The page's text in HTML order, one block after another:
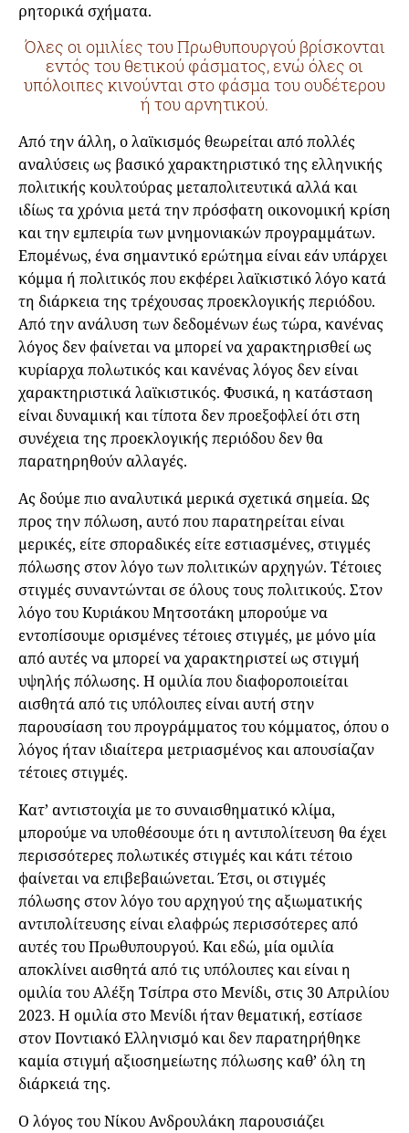
ρητορικά σχήματα.
Όλες οι ομιλίες του Πρωθυπουργού βρίσκονται
εντός του θετικού φάσματος, ενώ όλες οι
υπόλοιπες κινούνται στο φάσμα του ουδέτερου
ή του αρνητικού.
Από την άλλη, ο λαϊκισμός θεωρείται από πολλές
αναλύσεις ως βασικό χαρακτηριστικό της ελληνικής
πολιτικής κουλτούρας μεταπολιτευτικά αλλά και
ιδίως τα χρόνια μετά την πρόσφατη οικονομική κρίση
και την εμπειρία των μνημονιακών προγραμμάτων.
Επομένως, ένα σημαντικό ερώτημα είναι εάν υπάρχει
κόμμα ή πολιτικός που εκφέρει λαϊκιστικό λόγο κατά
τη διάρκεια της τρέχουσας προεκλογικής περιόδου.
Από την ανάλυση των δεδομένων έως τώρα, κανένας
λόγος δεν φαίνεται να μπορεί να χαρακτηρισθεί ως
κυρίαρχα πολωτικός και κανένας λόγος δεν είναι
χαρακτηριστικά λαϊκιστικός. Φυσικά, η κατάσταση
είναι δυναμική και τίποτα δεν προεξοφλεί ότι στη
συνέχεια της προεκλογικής περιόδου δεν θα
παρατηρηθούν αλλαγές.
Ας δούμε πιο αναλυτικά μερικά σχετικά σημεία. Ως
προς την πόλωση, αυτό που παρατηρείται είναι
μερικές, είτε σποραδικές είτε εστιασμένες, στιγμές
πόλωσης στον λόγο των πολιτικών αρχηγών. Τέτοιες
στιγμές συναντώνται σε όλους τους πολιτικούς. Στον
λόγο του Κυριάκου Μητσοτάκη μπορούμε να
εντοπίσουμε ορισμένες τέτοιες στιγμές, με μόνο μία
από αυτές να μπορεί να χαρακτηριστεί ως στιγμή
υψηλής πόλωσης. Η ομιλία που διαφοροποιείται
αισθητά από τις υπόλοιπες είναι αυτή στην
παρουσίαση του προγράμματος του κόμματος, όπου ο
λόγος ήταν ιδιαίτερα μετριασμένος και απουσίαζαν
τέτοιες στιγμές.
Κατ’ αντιστοιχία με το συναισθηματικό κλίμα,
μπορούμε να υποθέσουμε ότι η αντιπολίτευση θα έχει
περισσότερες πολωτικές στιγμές και κάτι τέτοιο
φαίνεται να επιβεβαιώνεται. Έτσι, οι στιγμές
πόλωσης στον λόγο του αρχηγού της αξιωματικής
αντιπολίτευσης είναι ελαφρώς περισσότερες από
αυτές του Πρωθυπουργού. Και εδώ, μία ομιλία
αποκλίνει αισθητά από τις υπόλοιπες και είναι η
ομιλία του Αλέξη Τσίπρα στο Μενίδι, στις 30 Απριλίου
2023. Η ομιλία στο Μενίδι ήταν θεματική, εστίασε
στον Ποντιακό Ελληνισμό και δεν παρατηρήθηκε
καμία στιγμή αξιοσημείωτης πόλωσης καθ’ όλη τη
διάρκειά της.
Ο λόγος του Νίκου Ανδρουλάκη παρουσιάζει